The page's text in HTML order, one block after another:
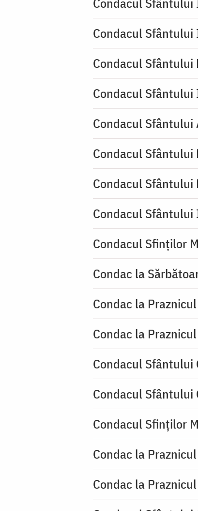
Condacul
Condacul Sfântului
Condacul Sfântului
Condacul Sfântului
Condacul
Condacul Sfântului
Condacul
Condacul Sfinţilor
Condac la
Condac la
Condac la
Condacul Sfântului
Condacul Sfântului
Condacul Sfinților
Condac la
Condac la